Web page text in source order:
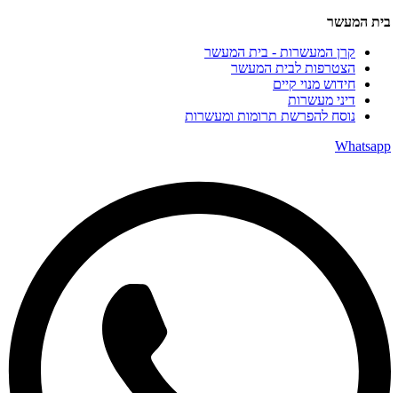
בית המעשר
קרן המעשרות - בית המעשר
הצטרפות לבית המעשר
חידוש מנוי קיים
דיני מעשרות
נוסח להפרשת תרומות ומעשרות
Whatsapp